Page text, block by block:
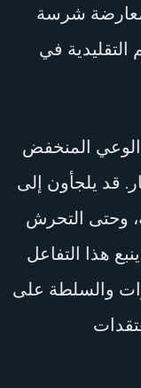
معارضة شرسة
التقليدية في
الوعي المنخفض
قد يلجأون إلى
وحتى التحرش
هذا التفاعل
والسلطة على